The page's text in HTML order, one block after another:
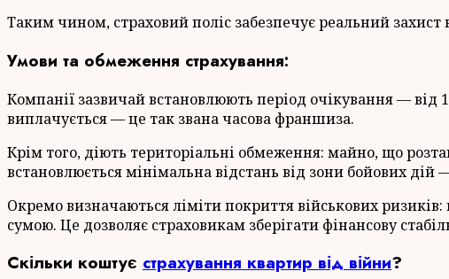
Таким чином, страховий поліс забезпечує реальний
Умови та обмеження страхування:
Компанії зазвичай встановлюють період очікування —
виплачується — це так звана часова франшиза.
Крім того, діють територіальні обмеження: майно, що
встановлюється мінімальна відстань від зони бойових
Окремо визначаються ліміти покриття військових
сумою. Це дозволяє страховикам зберігати фінансову
Скільки коштує страхування квартир від війни?